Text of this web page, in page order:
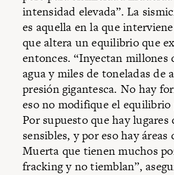
intensidad elevada”. La
es aquella en la que
que altera un equilibrio que
entonces. “Inyectan millones
agua y miles de toneladas de
presión gigantesca. No hay
eso no modifique el equilibrio
Por supuesto que hay lugares
sensibles, y por eso hay áreas
Muerta que tienen muchos
fracking y no tiemblan”,